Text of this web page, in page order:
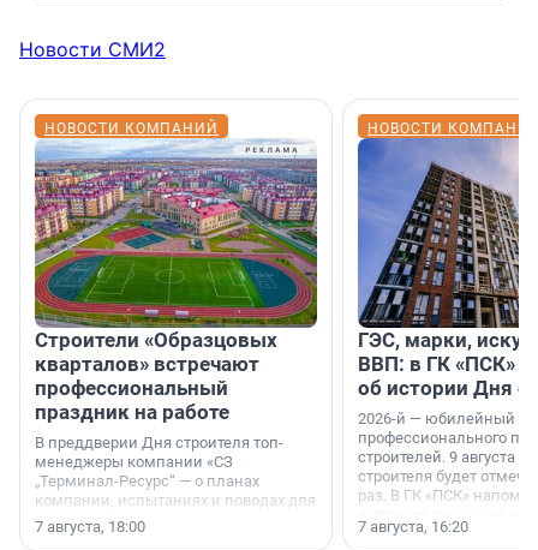
Новости СМИ2
НОВОСТИ КОМПАНИЙ
Строители «Образцовых
кварталов» встречают
профессиональный
праздник на работе
В преддверии Дня строителя топ-
менеджеры компании «СЗ
„Терминал-Ресурс“ — о планах
компании, испытаниях и поводах для
осторожного оптимизма.
7 августа, 18:00
НОВОСТИ
ГЭС, марки,
ВВП: в ГК «ПСК»
об истории Дня
2026-й — юбилейный
профессионального
строителей. 9 августа
строителя будет
раз. В ГК «ПСК»
поменялась роль
7 августа, 16:20